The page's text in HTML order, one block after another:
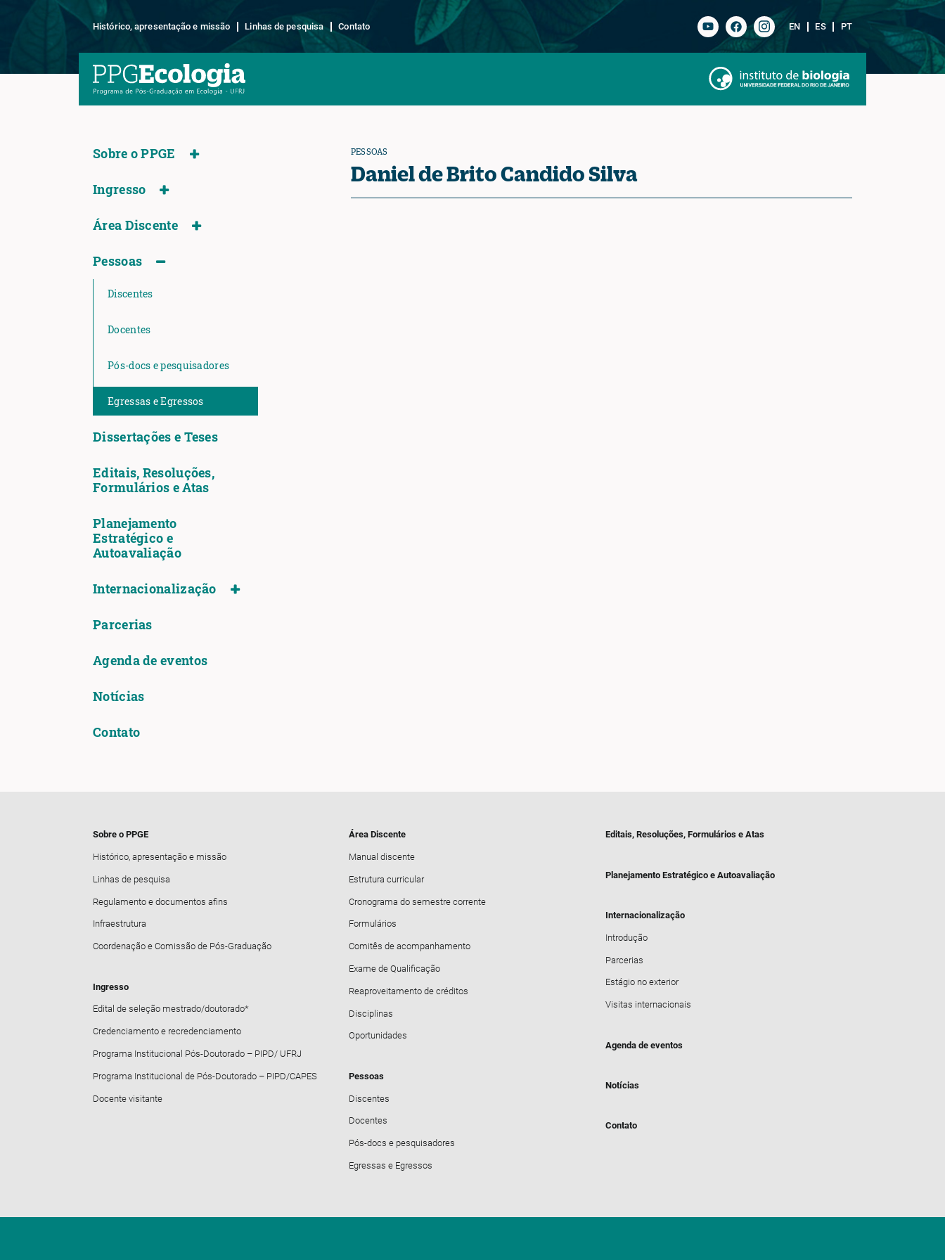
Histórico, apresentação e missão Linhas de pesquisa Contato EN ES PT
Sobre o PPGE
Ingresso
Área Discente
Pessoas
Discentes
Docentes
Pós-docs e pesquisadores
Egressas e Egressos
Dissertações e Teses
Editais, Resoluções,
Formulários e Atas
Planejamento
Estratégico e
Autoavaliação
Internacionalização
Parcerias
Agenda de eventos
Notícias
Contato
PESSOAS
Daniel de Brito Candido Silva
Sobre o PPGE
Histórico, apresentação e missão
Linhas de pesquisa
Regulamento e documentos afins
Infraestrutura
Coordenação e Comissão de Pós-Graduação
Ingresso
Edital de seleção mestrado/doutorado*
Credenciamento e recredenciamento
Programa Institucional Pós-Doutorado – PIPD/ UFRJ
Programa Institucional de Pós-Doutorado – PIPD/CAPES
Docente visitante
Área Discente
Manual discente
Estrutura curricular
Cronograma do semestre corrente
Formulários
Comitês de acompanhamento
Exame de Qualificação
Reaproveitamento de créditos
Disciplinas
Oportunidades
Pessoas
Discentes
Docentes
Pós-docs e pesquisadores
Egressas e Egressos
Editais, Resoluções, Formulários e Atas
Planejamento Estratégico e Autoavaliação
Internacionalização
Introdução
Parcerias
Estágio no exterior
Visitas internacionais
Agenda de eventos
Notícias
Contato